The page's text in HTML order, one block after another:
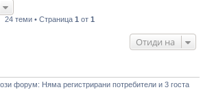
24 теми • Страница 1 от 1
Отиди на
форум: Няма регистрирани потребители и 3 госта